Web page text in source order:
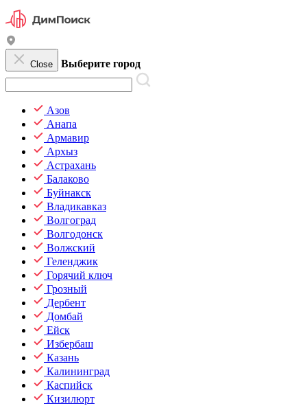
Close Выберите город
Азов
Анапа
Армавир
Архыз
Астрахань
Балаково
Буйнакск
Владикавказ
Волгоград
Волгодонск
Волжский
Геленджик
Горячий ключ
Грозный
Дербент
Домбай
Ейск
Избербаш
Казань
Калининград
Каспийск
Кизилюрт